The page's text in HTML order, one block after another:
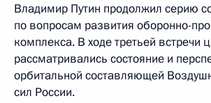
Владимир Путин продолжил серию
по вопросам развития оборонно-
комплекса. В ходе третьей встречи
рассматривались состояние и
орбитальной составляющей
сил России.